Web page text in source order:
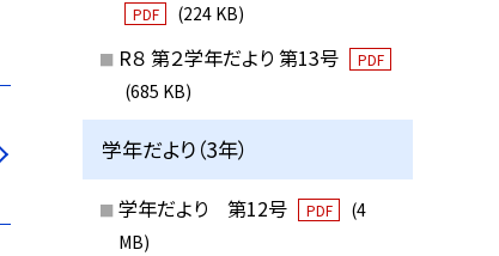
PDF (224 KB)
R８ 第２学年だより 第13号 PDF
(685 KB)
学年だより（3年）
学年だより 第12号 PDF
(4
MB)